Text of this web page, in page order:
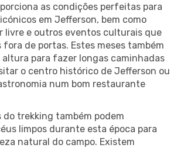
as condições perfeitas para
em Jefferson, bem como
livre e outros eventos culturais que
fora de portas. Estes meses também
altura para fazer longas caminhadas
o centro histórico de Jefferson ou
num bom restaurante
do trekking também podem
limpos durante esta época para
natural do campo. Existem